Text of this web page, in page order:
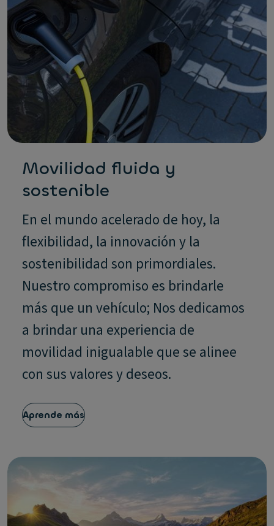
Movilidad fluida y
sostenible
En el mundo acelerado de hoy, la
flexibilidad, la innovación y la
sostenibilidad son primordiales.
Nuestro compromiso es brindarle
más que un vehículo; Nos dedicamos
a brindar una experiencia de
movilidad inigualable que se alinee
con sus valores y deseos.
Aprende más